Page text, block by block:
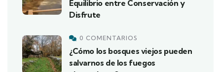
Equilibrio entre Conservación y
Disfrute
0 COMENTARIOS
¿Cómo los bosques viejos pueden
salvarnos de los fuegos